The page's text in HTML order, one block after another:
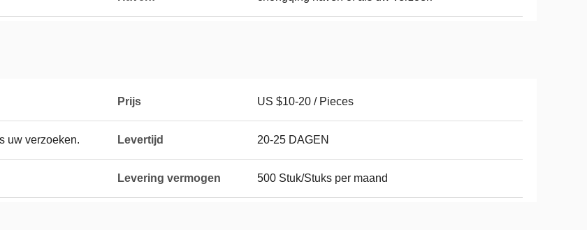
Prijs US $10-20 / Pieces
uw verzoeken. Levertijd 20-25 DAGEN
Levering vermogen 500 Stuk/Stuks per maand